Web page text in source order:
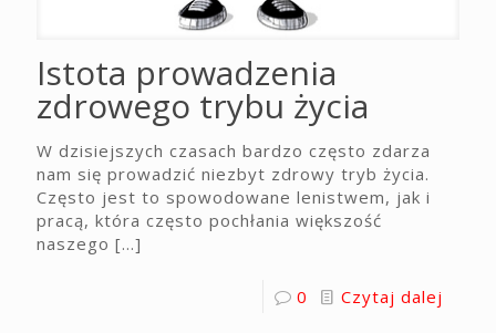
Istota prowadzenia
zdrowego trybu życia
W dzisiejszych czasach bardzo często zdarza
nam się prowadzić niezbyt zdrowy tryb życia.
Często jest to spowodowane lenistwem, jak i
pracą, która często pochłania większość
naszego […]
0 Czytaj dalej